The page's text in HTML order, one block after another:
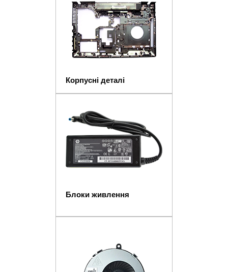
Корпусні деталі
Блоки живлення